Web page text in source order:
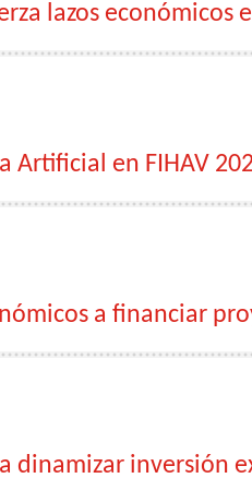
lazos económicos
Artificial en FIHAV
a financiar
dinamizar inversión